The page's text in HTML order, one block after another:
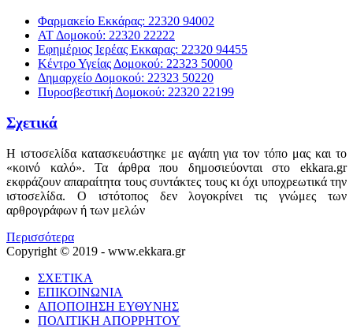
Φαρμακείο Εκκάρας: 22320 94002
ΑΤ Δομοκού: 22320 22222
Εφημέριος Ιερέας Εκκαρας: 22320 94455
Κέντρο Υγείας Δομοκού: 22323 50000
Δημαρχείο Δομοκού: 22323 50220
Πυροσβεστική Δομοκού: 22320 22199
Σχετικά
Η ιστοσελίδα κατασκευάστηκε με αγάπη για τον τόπο μας και το
«κοινό καλό». Τα άρθρα που δημοσιεύονται στο ekkara.gr
εκφράζουν απαραίτητα τους συντάκτες τους κι όχι υποχρεωτικά την
ιστοσελίδα. Ο ιστότοπος δεν λογοκρίνει τις γνώμες των
αρθρογράφων ή των μελών
Περισσότερα
Copyright © 2019 - www.ekkara.gr
ΣΧΕΤΙΚΑ
ΕΠΙΚΟΙΝΩΝΙΑ
ΑΠΟΠΟΙΗΣΗ ΕΥΘΥΝΗΣ
ΠΟΛΙΤΙΚΗ ΑΠΟΡΡΗΤΟΥ